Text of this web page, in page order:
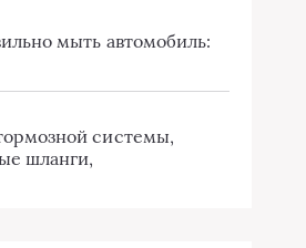
мыть автомобиль:
системы,
шланги,